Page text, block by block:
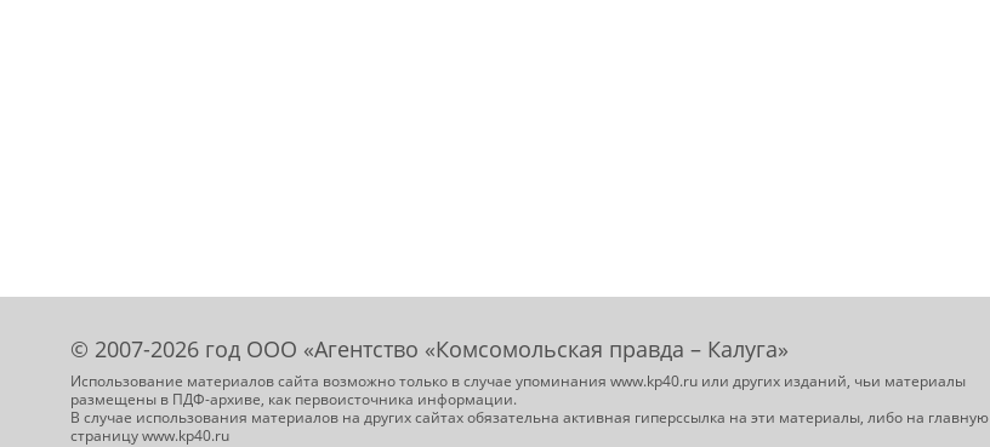
© 2007-2026 год ООО «Агентство «Комсомольская правда – Калуга»
Использование материалов сайта возможно только в случае упоминания www.kp40.ru или других изданий, чьи материалы
размещены в ПДФ-архиве, как первоисточника информации.
В случае использования материалов на других сайтах обязательна активная гиперссылка на эти материалы, либо на главную
страницу www.kp40.ru